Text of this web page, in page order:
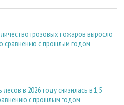
грозовых пожаров выросло
сравнению с прошлым годом
лесов в 2026 году снизилась в 1,5
с прошлым годом